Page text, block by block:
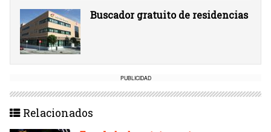
Buscador gratuito de residencias
PUBLICIDAD
Relacionados